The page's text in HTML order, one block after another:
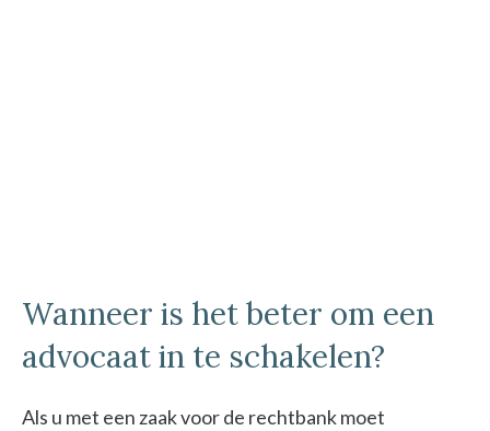
Wanneer is het beter om een
advocaat in te schakelen?
Als u met een zaak voor de rechtbank moet